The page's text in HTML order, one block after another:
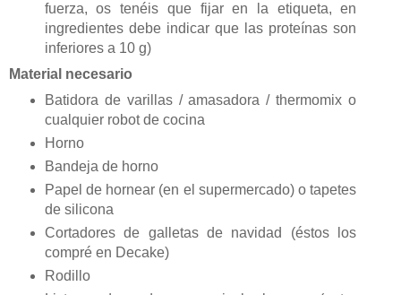
fuerza, os tenéis que fijar en la etiqueta, en
ingredientes debe indicar que las proteínas son
inferiores a 10 g)
Material necesario
Batidora de varillas / amasadora / thermomix o
cualquier robot de cocina
Horno
Bandeja de horno
Papel de hornear (en el supermercado) o tapetes
de silicona
Cortadores de galletas de navidad (éstos los
compré en Decake)
Rodillo